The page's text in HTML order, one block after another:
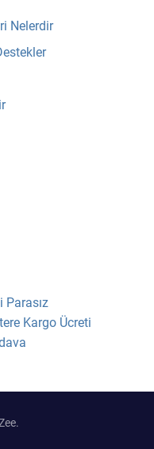
Nelerdir
Parasız
Kargo Ücreti